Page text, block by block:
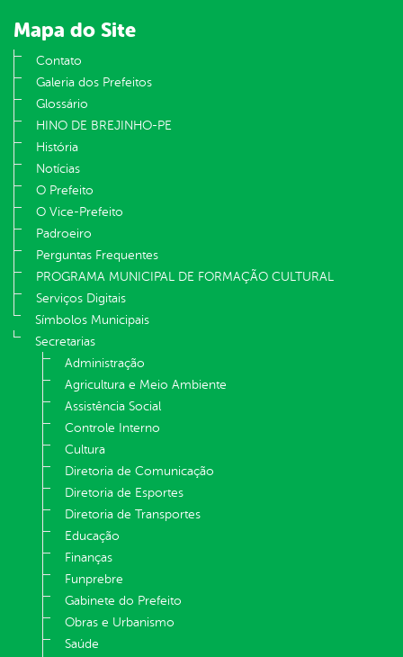
Mapa do Site
Contato
Galeria dos Prefeitos
Glossário
HINO DE BREJINHO-PE
História
Notícias
O Prefeito
O Vice-Prefeito
Padroeiro
Perguntas Frequentes
PROGRAMA MUNICIPAL DE FORMAÇÃO CULTURAL
Serviços Digitais
Símbolos Municipais
Secretarias
Administração
Agricultura e Meio Ambiente
Assistência Social
Controle Interno
Cultura
Diretoria de Comunicação
Diretoria de Esportes
Diretoria de Transportes
Educação
Finanças
Funprebre
Gabinete do Prefeito
Obras e Urbanismo
Saúde